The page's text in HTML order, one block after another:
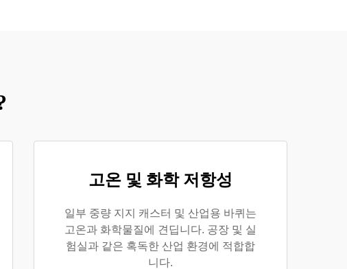
고온 및 화학 저항성
일부 중량 지지 캐스터 및 산업용 바퀴는
고온과 화학물질에 견딥니다. 공장 및 실
험실과 같은 혹독한 산업 환경에 적합합
니다.